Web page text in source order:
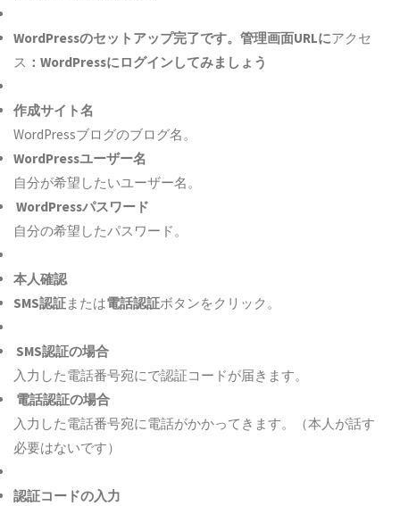
WordPressのセットアップ完了です。管理画面URLにアクセ
ス ：WordPressにログインしてみましょう
作成サイト名
WordPressブログのブログ名。
WordPressユーザー名
自分が希望したいユーザー名。
WordPressパスワード
自分の希望したパスワード。
本人確認
SMS認証または電話認証ボタンをクリック。
SMS認証の場合
入力した電話番号宛にで認証コードが届きます。
電話認証の場合
入力した電話番号宛に電話がかかってきます。（本人が話す
必要はないです）
認証コードの入力